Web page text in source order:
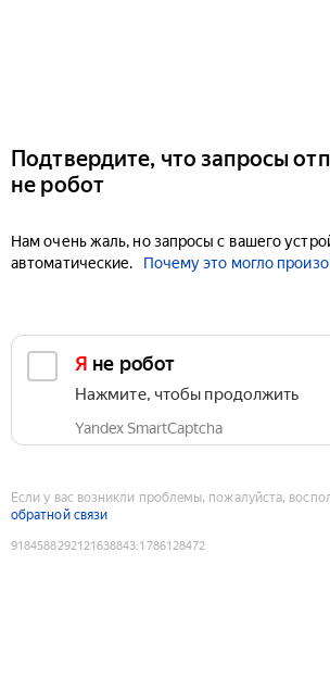
Подтвердите, что запросы
не робот
Нам очень жаль, но запросы с вашего
автоматические.
Почему это могло
Я не робот
Нажмите, чтобы продолжить
Yandex SmartCaptcha
Если у вас возникли проблемы, пожалуйста,
обратной связи
9184588292121638843:1786128472